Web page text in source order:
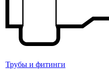
Трубы и фитинги